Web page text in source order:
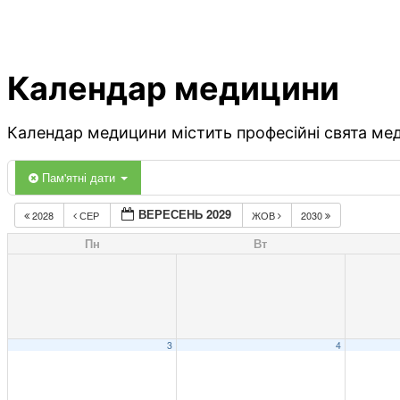
Календар медицини
Календар медицини містить професійні свята
Пам'ятні дати
2028 СЕР ВЕРЕСЕНЬ 2029 ЖОВ 2030
Пн Вт
3 4